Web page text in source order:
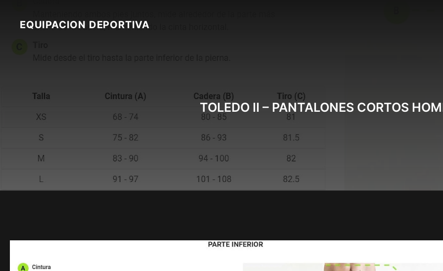
contentEQUIPACION DEPORTIVA
TOLEDO II – PANTALONES CORTOS